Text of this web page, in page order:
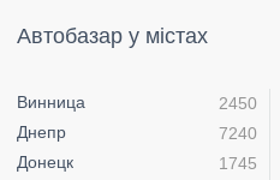
Автобазар у містах
Винница
2450
Днепр
7240
Донецк
1745